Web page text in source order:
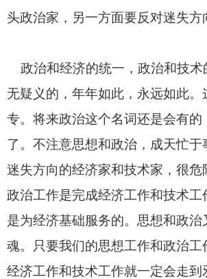
头政治家，另一方面要反对迷失方
政治和经济的统一，政治和技术
无疑义的，年年如此，永远如此。
专。将来政治这个名词还是会有的
了。不注意思想和政治，成天忙于
迷失方向的经济家和技术家，很危
政治工作是完成经济工作和技术工
是为经济基础服务的。思想和政治
魂。只要我们的思想工作和政治工
经济工作和技术工作就一定会走到